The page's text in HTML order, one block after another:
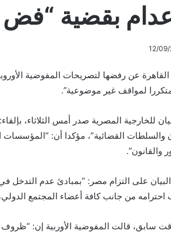
بقضية “فض
12/
عن رفضها لتصريحات المفوضية
لمواقف غير موضوعية”.
للخارجية المصرية صدر أمس الثلاثاء،
والسلطات القضائية”، مؤكدا أن: “المؤسسات
والقانون”.
على التزام مصر: “بمبادئ عدم التدخل
احترامه من جانب كافة أعضاء المجتمع
سابق، قالت المفوضية الأوربية إن: